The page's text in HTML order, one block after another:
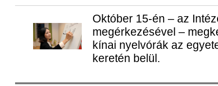
Október 15-én – az
megérkezésével –
kínai nyelvórák az
keretén belül.